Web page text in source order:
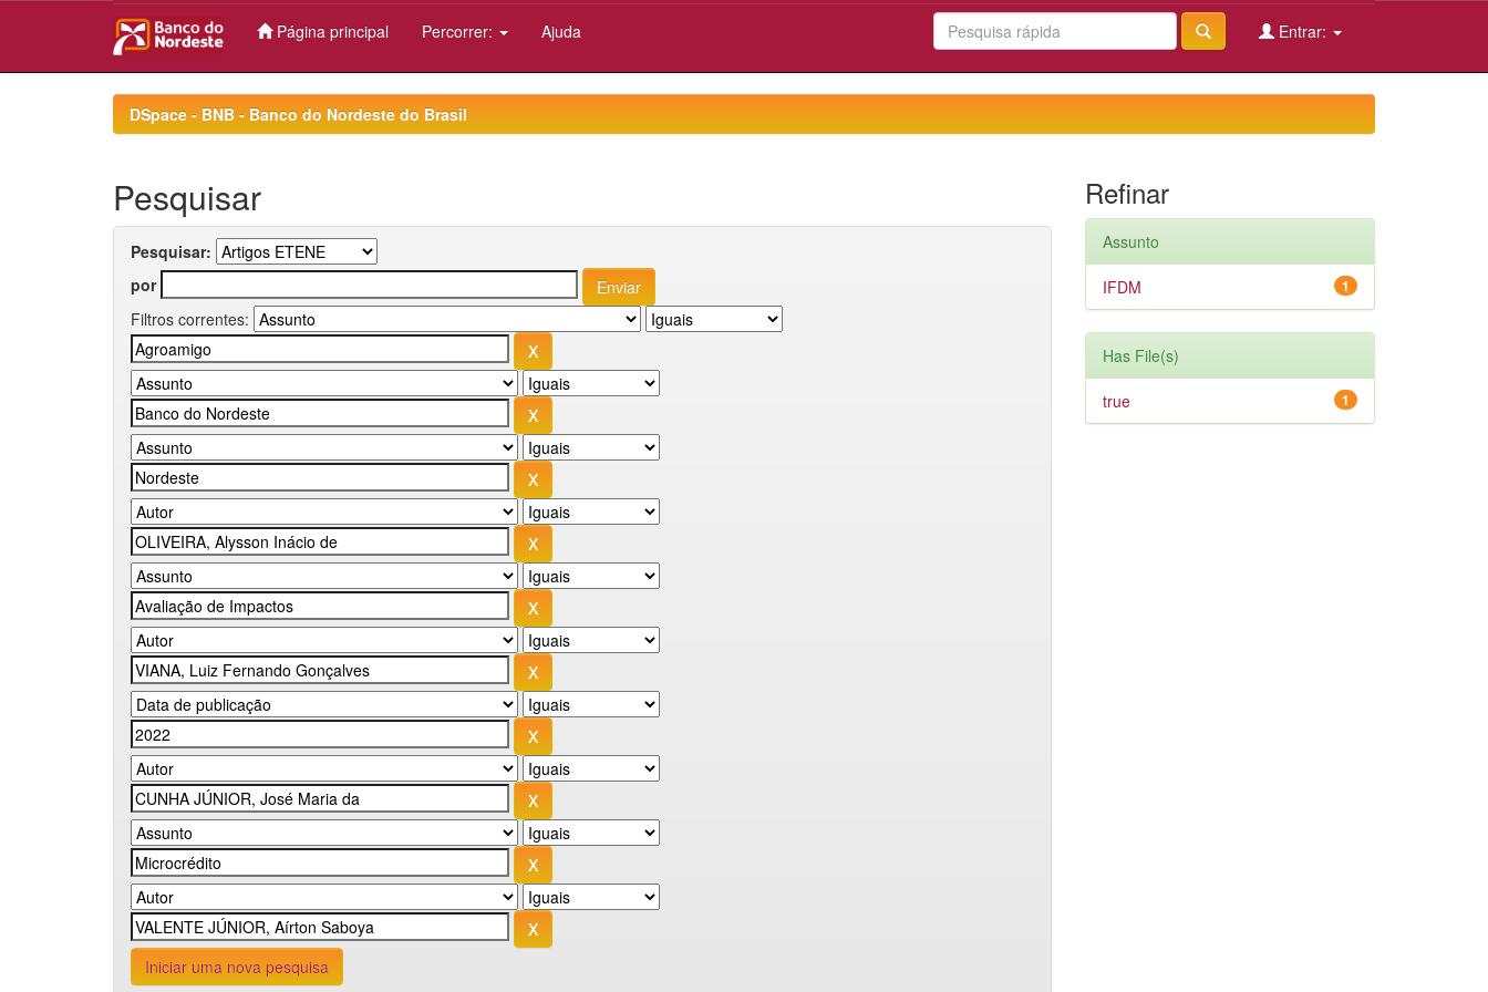
Página principal Percorrer: Ajuda Entrar:
DSpace - BNB - Banco do Nordeste do Brasil
Pesquisar
Pesquisar:
por
Filtros correntes:
Iniciar uma nova pesquisa
Refinar
Assunto
1
IFDM
Has File(s)
1
true